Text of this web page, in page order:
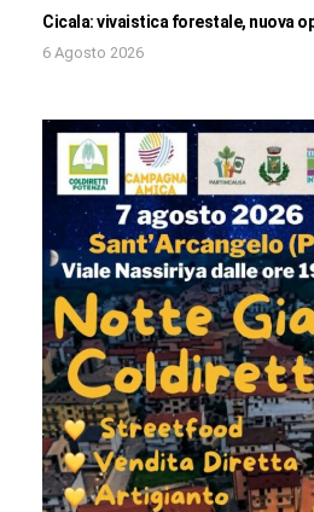
Cicala: vivaistica forestale, nuova
6 Agosto 2026